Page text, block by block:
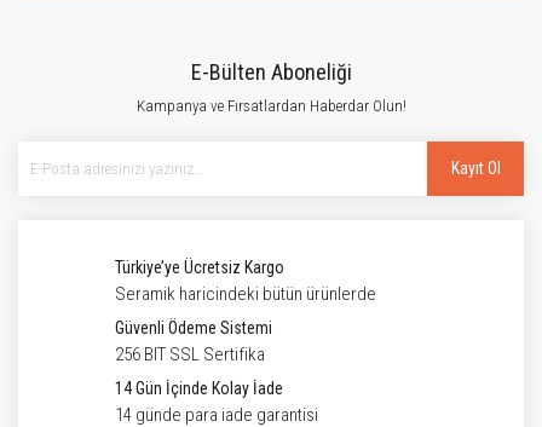
E-Bülten Aboneliği
Kampanya ve Fırsatlardan Haberdar Olun!
Kayıt Ol
Türkiye’ye Ücretsiz Kargo
Seramik haricindeki bütün ürünlerde
Güvenli Ödeme Sistemi
256 BIT SSL Sertifika
14 Gün İçinde Kolay İade
14 günde para iade garantisi